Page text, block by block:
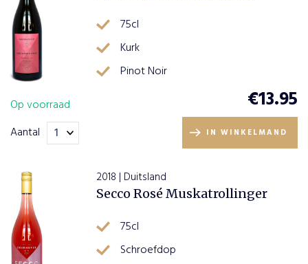
75cl
Kurk
Pinot Noir
Op voorraad
€13.95
Aantal IN WINKELMAND
2018 | Duitsland
Secco Rosé Muskatrollinger
75cl
Schroefdop